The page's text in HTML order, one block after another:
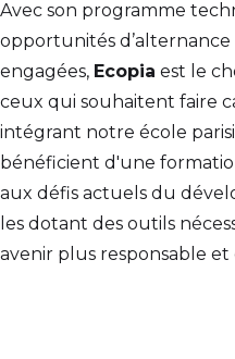
Avec son programme
opportunités
engagées, Ecopia est le
ceux qui souhaitent faire
intégrant notre école
bénéficient d'une
aux défis actuels du
les dotant des outils
avenir plus responsable